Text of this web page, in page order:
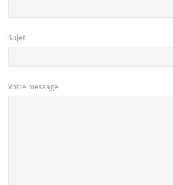
Sujet
Votre message